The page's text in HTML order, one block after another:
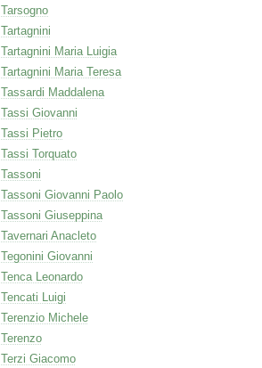
Tarsogno
Tartagnini
Tartagnini Maria Luigia
Tartagnini Maria Teresa
Tassardi Maddalena
Tassi Giovanni
Tassi Pietro
Tassi Torquato
Tassoni
Tassoni Giovanni Paolo
Tassoni Giuseppina
Tavernari Anacleto
Tegonini Giovanni
Tenca Leonardo
Tencati Luigi
Terenzio Michele
Terenzo
Terzi Giacomo